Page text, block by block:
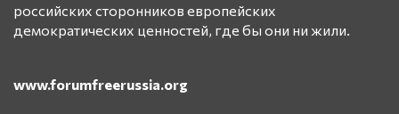
российских сторонников европейских
демократических ценностей, где бы они ни жили.
www.forumfreerussia.org